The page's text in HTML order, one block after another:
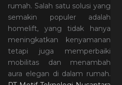
rumah. Salah satu solusi yang
semakin populer adalah
homelift, yang tidak hanya
meningkatkan kenyamanan
tetapi juga memperbaiki
mobilitas dan menambah
aura elegan di dalam rumah.